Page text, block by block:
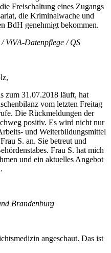
Freischaltung eines Zugangs
die Kriminalwache und
BdH genehmigt bekommen.
ViVA-Datenpflege / QS
zum 31.07.2018 läuft, hat
vom letzten Freitag
Die Rückmeldungen der
positiv. Es wird nicht nur
und Weiterbildungsmittel
S. an. Sie betreut und
Frau S. hat mich
und ein aktuelles Angebot
Brandenburg
angeschaut. Das ist